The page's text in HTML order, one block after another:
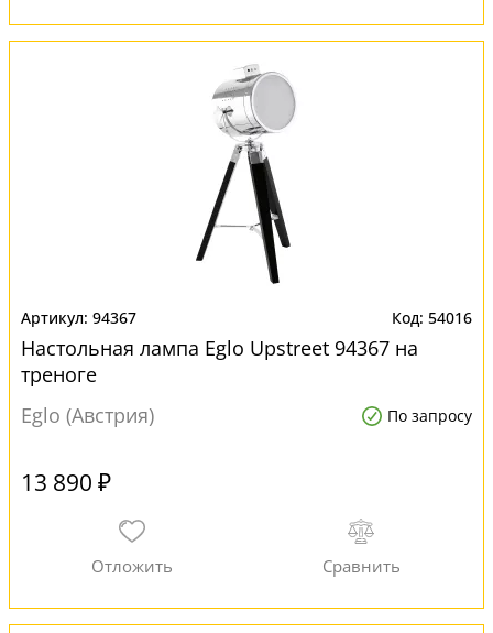
94367 54016
Настольная лампа Eglo Upstreet 94367 на
треноге
Eglo (Австрия)
По запросу
13 890 ₽